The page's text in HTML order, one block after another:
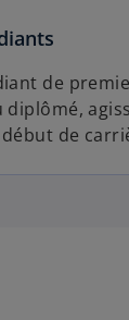
de
de